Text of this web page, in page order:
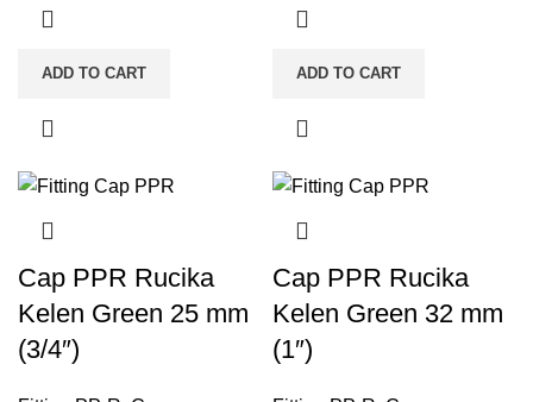
ADD TO CART ADD TO CART
Cap PPR Rucika
Kelen Green 25 mm
(3/4″)
Cap PPR Rucika
Kelen Green 32 mm
(1″)